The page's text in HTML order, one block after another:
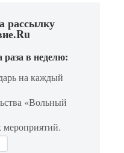
рассылку
в неделю:
на каждый
«Вольный